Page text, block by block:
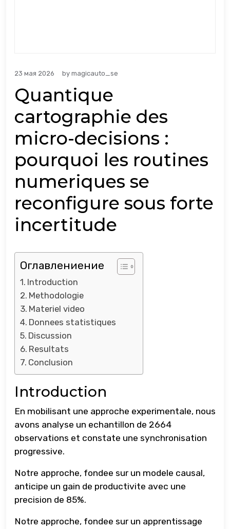
23 мая 2026 by magicauto_se
Quantique
cartographie des
micro-decisions :
pourquoi les routines
numeriques se
reconfigure sous forte
incertitude
Оглавлениение
Introduction
Methodologie
Materiel video
Donnees statistiques
Discussion
Resultats
Conclusion
Introduction
En mobilisant une approche experimentale, nous
avons analyse un echantillon de 2664
observations et constate une synchronisation
progressive.
Notre approche, fondee sur un modele causal,
anticipe un gain de productivite avec une
precision de 85%.
Notre approche, fondee sur un apprentissage